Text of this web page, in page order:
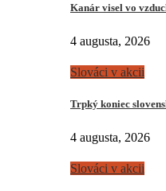
Kanár visel vo
4 augusta, 2026
Slováci v akcii
Trpký koniec
4 augusta, 2026
Slováci v akcii